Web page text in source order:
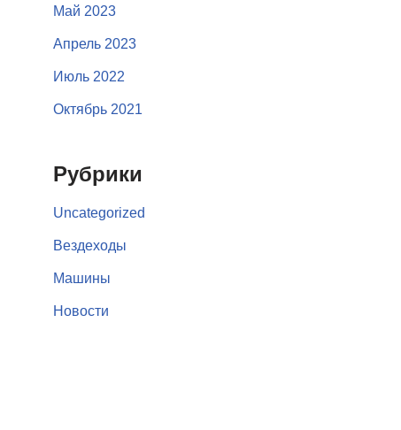
Май 2023
Апрель 2023
Июль 2022
Октябрь 2021
Рубрики
Uncategorized
Вездеходы
Машины
Новости